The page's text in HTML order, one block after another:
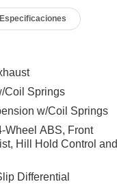
Especificaciones
Coil Springs
w/Coil Springs
Wheel ABS, Front
Hill Hold Control and
Differential